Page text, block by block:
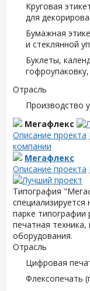
Круговая
для
Бумажная
и стеклянной
Буклеты,
Отрасль
Производство
Мегафлекс
Описание проекта
компании
Мегафлекс
Описание проекта
Типография
парке
печатная
оборудования.
Отрасль
Цифровая
Флексопечать